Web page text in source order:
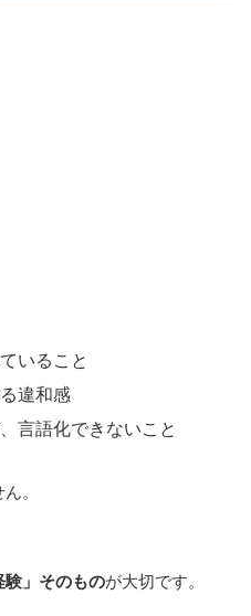
いること
違和感
言語化できないこと
。
験」そのものが大切です。